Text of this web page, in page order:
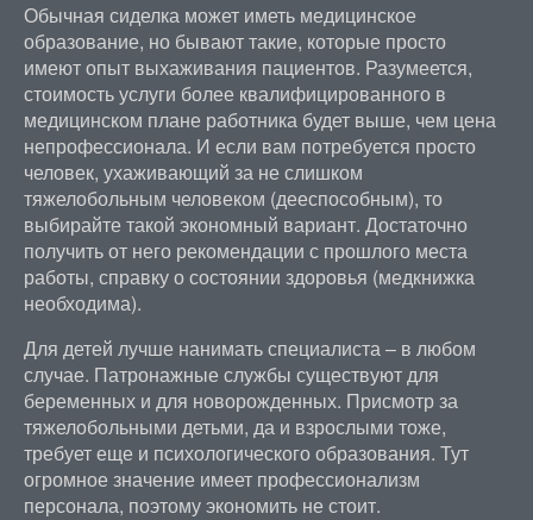
Обычная сиделка может иметь медицинское
образование, но бывают такие, которые просто
имеют опыт выхаживания пациентов. Разумеется,
стоимость услуги более квалифицированного в
медицинском плане работника будет выше, чем цена
непрофессионала. И если вам потребуется просто
человек, ухаживающий за не слишком
тяжелобольным человеком (дееспособным), то
выбирайте такой экономный вариант. Достаточно
получить от него рекомендации с прошлого места
работы, справку о состоянии здоровья (медкнижка
необходима).
Для детей лучше нанимать специалиста – в любом
случае. Патронажные службы существуют для
беременных и для новорожденных. Присмотр за
тяжелобольными детьми, да и взрослыми тоже,
требует еще и психологического образования. Тут
огромное значение имеет профессионализм
персонала, поэтому экономить не стоит.